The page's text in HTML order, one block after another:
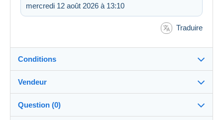
mercredi 12 août 2026 à 13:10
Traduire
Conditions
Destination :
Voir la liste des pays
Vendeur
jesspais1950100%(5157x)
Question (0)